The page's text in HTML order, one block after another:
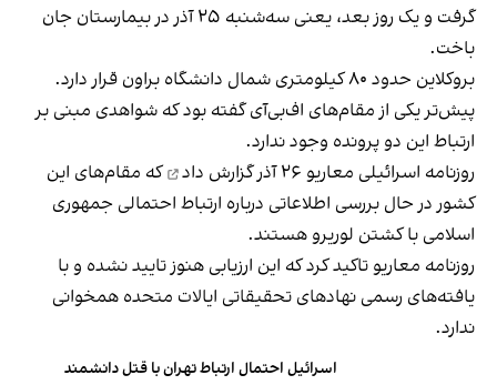
گرفت و یک روز بعد، یعنی سه‌شنبه ۲۵ آذر در بیمارستان جان
باخت.
بروکلاین حدود ۸۰ کیلومتری شمال دانشگاه براون قرار دارد.
پیش‌تر یکی از مقام‌های اف‌بی‌آی گفته بود که شواهدی مبنی بر
ارتباط این دو پرونده وجود ندارد.
روزنامه اسرائیلی معاریو ۲۶ آذر
گزارش داد
که مقام‌های این
کشور در حال بررسی اطلاعاتی درباره ارتباط احتمالی جمهوری
اسلامی با کشتن لوریرو هستند.
روزنامه معاریو تاکید کرد که این ارزیابی هنوز تایید نشده و با
یافته‌های رسمی نهادهای تحقیقاتی ایالات متحده همخوانی
ندارد.
اسرائیل احتمال ارتباط تهران با قتل دانشمند